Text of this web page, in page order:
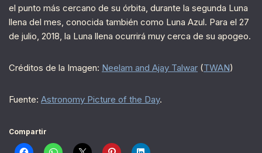
el punto más cercano de su órbita, durante la segunda Luna
llena del mes, conocida también como Luna Azul. Para el 27
de julio, 2018, la Luna llena ocurrirá muy cerca de su apogeo.
Créditos de la Imagen: Neelam and Ajay Talwar (TWAN)
Fuente: Astronomy Picture of the Day.
Compartir